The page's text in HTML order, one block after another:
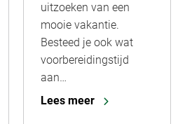
uitzoeken van een
mooie vakantie.
Besteed je ook wat
voorbereidingstijd
aan…
Lees meer